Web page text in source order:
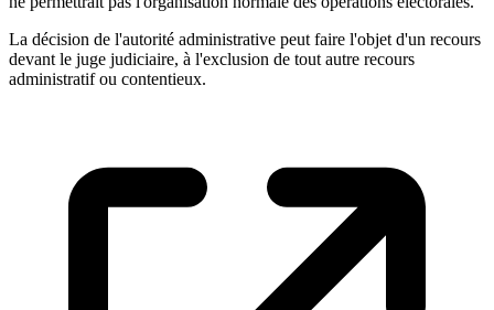
La décision de l'autorité administrative peut faire l'objet d'un recours
devant le juge judiciaire, à l'exclusion de tout autre recours
administratif ou contentieux.